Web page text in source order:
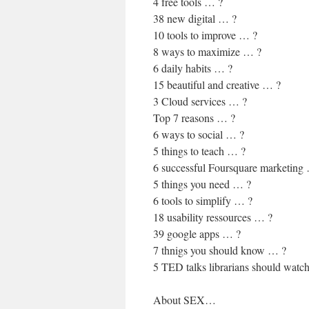
38 new digital … ?
10 tools to improve … ?
8 ways to maximize … ?
6 daily habits … ?
15 beautiful and creative … ?
3 Cloud services … ?
Top 7 reasons … ?
6 ways to social … ?
5 things to teach … ?
6 successful Foursquare
5 things you need … ?
6 tools to simplify … ?
18 usability ressources … ?
39 google apps … ?
7 thnigs you should know … ?
5 TED talks librarians should
About SEX…